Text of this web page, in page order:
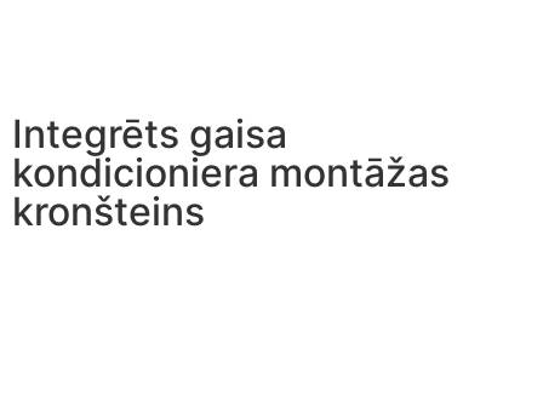
Integrēts gaisa
kondicioniera montāžas
kronšteins